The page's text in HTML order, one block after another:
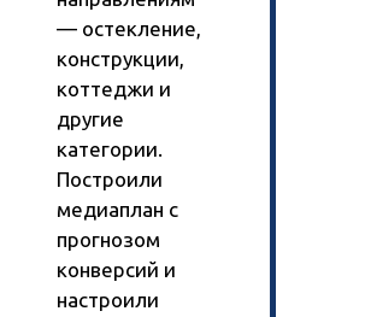
— остекление,
конструкции,
коттеджи и
другие
категории.
Построили
медиаплан с
прогнозом
конверсий и
настроили